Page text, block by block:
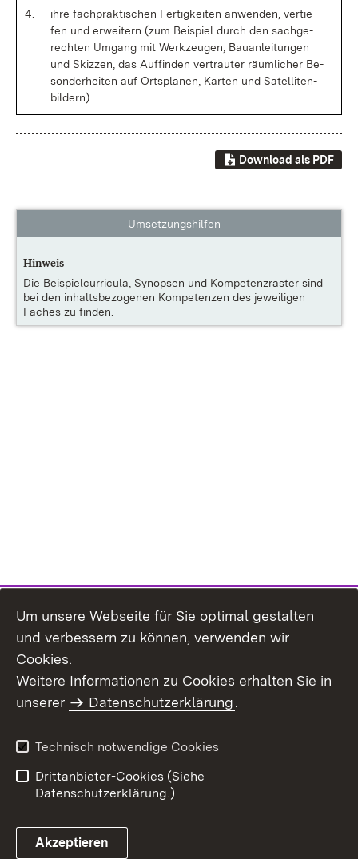
4.
ih­re fach­prak­ti­schen Fer­tig­kei­ten an­wen­den, ver­tie­
fen und er­wei­tern (zum Bei­spiel durch den sach­ge­
rech­ten Um­gang mit Werk­zeu­gen, Bau­an­lei­tun­gen
und Skiz­zen, das Auf­fin­den ver­trau­ter räum­li­cher Be­
son­der­hei­ten auf Orts­plä­nen, Kar­ten und Sa­tel­li­ten­
bil­dern)
Download als PDF
Umsetzungshilfen
Hinweis
Die Beispielcurricula, Synopsen und Kompetenzraster sind
bei den inhaltsbezogenen Kompetenzen des jeweiligen
Faches zu finden.
Um unsere Webseite für Sie optimal gestalten
und verbessern zu können, verwenden wir
Cookies.
Weitere Informationen zu Cookies erhalten Sie in
unserer
Datenschutzerklärung.
Technisch notwendige Cookies
Drittanbieter-Cookies (Siehe
Datenschutzerklärung.)
Akzeptieren